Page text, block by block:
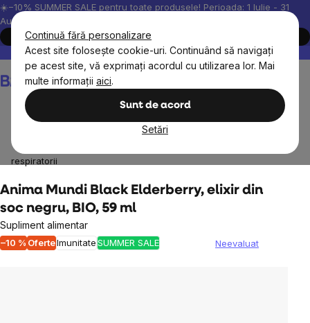
Continuă fără personalizare
Acest site folosește cookie-uri. Continuând să navigați
pe acest site, vă exprimați acordul cu utilizarea lor. Mai
multe informații aici.
Sunt de acord
Setări
Treci
la
conținut
☀️−10% SUMMER SALE pentru toate produsele! Perioada: 1 Iulie - 31
August, 2026.
Cumpără acum
Peste 200.000 de recenzii verificate
Produsele noastre sunt
Coş
de
respiratorii
Anima Mundi Black Elderberry, elixir din
soc negru, BIO, 59 ml
Supliment alimentar
–10 % OferteImunitateSUMMER SALE
Evaluarea
Neevaluat